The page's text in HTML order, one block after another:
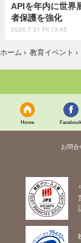
APIを年内に世界
者保護を強化
2026.7.31 Fri 13:45
ホーム › 教育イベント ›
Home Facebook
お問合